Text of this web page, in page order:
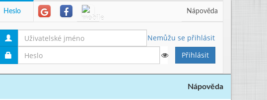
Heslo Nápověda
Nemůžu se přihlásit
Nápověda